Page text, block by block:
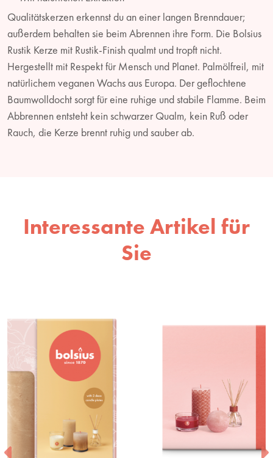
Qualitätskerzen erkennst du an einer langen Brenndauer;
außerdem behalten sie beim Abrennen ihre Form. Die Bolsius
Rustik Kerze mit Rustik-Finish qualmt und tropft nicht.
Hergestellt mit Respekt für Mensch und Planet. Palmölfreil, mit
natürlichem veganen Wachs aus Europa. Der geflochtene
Baumwolldocht sorgt für eine ruhige und stabile Flamme. Beim
Abbrennen entsteht kein schwarzer Qualm, kein Ruß oder
Rauch, die Kerze brennt ruhig und sauber ab.
Interessante Artikel für
Sie